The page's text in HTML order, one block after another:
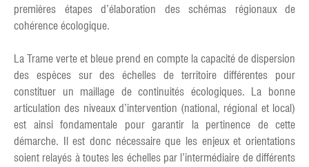
premières étapes d’élaboration des schémas régionaux de
cohérence écologique.
La Trame verte et bleue prend en compte la capacité de dispersion
des espèces sur des échelles de territoire différentes pour
constituer un maillage de continuités écologiques. La bonne
articulation des niveaux d’intervention (national, régional et local)
est ainsi fondamentale pour garantir la pertinence de cette
démarche. Il est donc nécessaire que les enjeux et orientations
soient relayés à toutes les échelles par l’intermédiaire de différents